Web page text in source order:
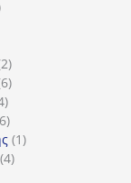
22
προϊόντα
66
προϊόντα
4
προϊόντα
36
προϊόντα
11
44